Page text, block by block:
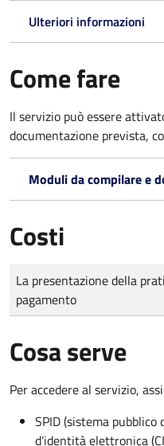
Ulteriori informazioni
Come fare
Il servizio può essere
documentazione prevista,
Moduli da compilare e
Costi
Tipo di pagamento
Importo
La presentazione della
pagamento
Cosa serve
Per accedere al servizio,
SPID (sistema
d’identità elettronica